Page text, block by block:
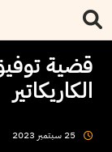
قضية
الكاريكاتير
25 سبتمبر 2023